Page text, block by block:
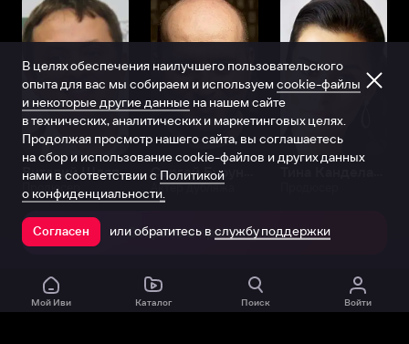
музыкой,
играла
фортепиано
и
саксофоне
и
мечтала
стать
певицей.
меня
джазовый
всегда
Виталий Шляппо
Продюсер Актёр дубляжа
Открыть в приложении
Мой Иви Каталог Поиск Войти
В целях обеспечения наилучшего пользовательского
опыта для вас мы собираем и используем cookie-файлы
и некоторые другие данные на нашем сайте
в технических, аналитических и маркетинговых целях.
Продолжая просмотр нашего сайта, вы соглашаетесь
на сбор и использование cookie-файлов и других данных
нами в соответствии с Политикой
о конфиденциальности.
Согласен или обратитесь в службу поддержки